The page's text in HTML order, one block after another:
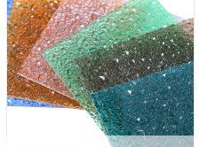
Polikarbonata 0,8 Mm 1 Mm